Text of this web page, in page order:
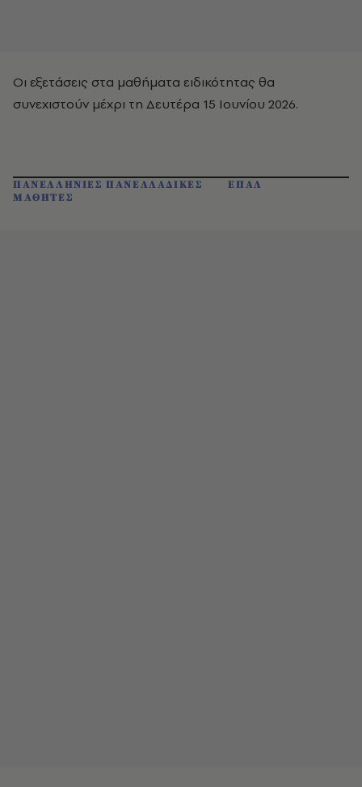
Οι εξετάσεις στα μαθήματα ειδικότητας θα
συνεχιστούν μέχρι τη Δευτέρα 15 Ιουνίου 2026.
ΠΑΝΕΛΛΗΝΙΕΣ ΠΑΝΕΛΛΑΔΙΚΕΣ
ΕΠΑΛ
ΜΑΘΗΤΕΣ